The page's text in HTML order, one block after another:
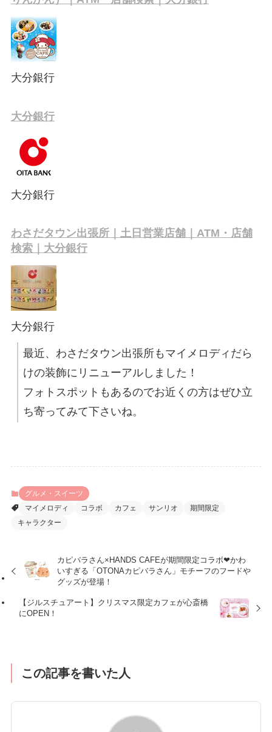
大分銀行
大分銀行
大分銀行
わさだタウン出張所｜土日営業店舗｜ATM・店舗
検索｜大分銀行
大分銀行
最近、わさだタウン出張所もマイメロディだら
けの装飾にリニューアルしました！
フォトスポットもあるのでお近くの方はぜひ立
ち寄ってみて下さいね。
グルメ・スイーツ
マイメロディ
コラボ カフェ サンリオ
期間限定
キャラクター
カピバラさん×HANDS CAFEが期間限定コラボ❤︎かわ
いすぎる「OTONAカピバラさん」モチーフのフードや
グッズが登場！
【ジルスチュアート】クリスマス限定カフェが心斎橋
にOPEN！
この記事を書いた人